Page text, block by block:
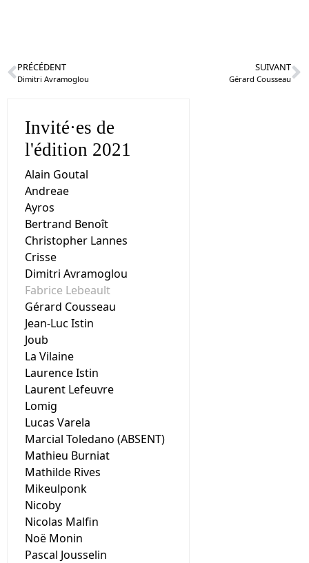
PRÉCÉDENT
Dimitri Avramoglou
SUIVANT
Gérard Cousseau
Invité·es de
l'édition 2021
Alain Goutal
Andreae
Ayros
Bertrand Benoît
Christopher Lannes
Crisse
Dimitri Avramoglou
Fabrice Lebeault
Gérard Cousseau
Jean-Luc Istin
Joub
La Vilaine
Laurence Istin
Laurent Lefeuvre
Lomig
Lucas Varela
Marcial Toledano (ABSENT)
Mathieu Burniat
Mathilde Rives
Mikeulponk
Nicoby
Nicolas Malfin
Noë Monin
Pascal Jousselin